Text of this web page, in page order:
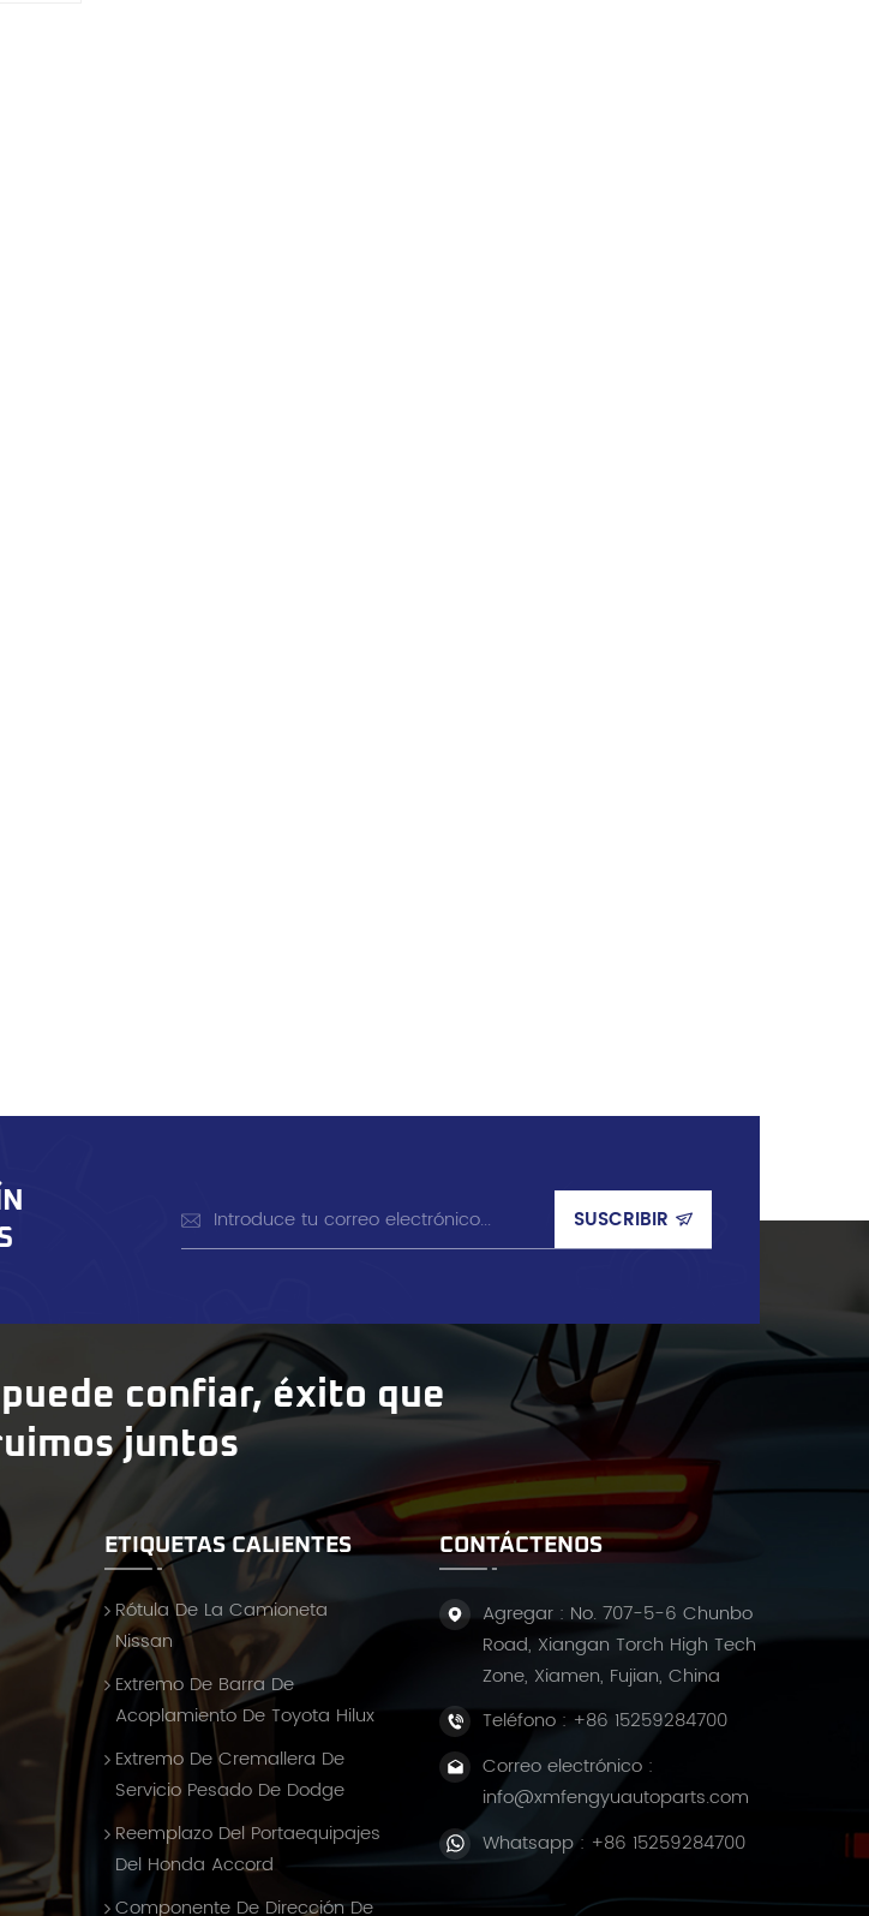
confiar, éxito que
juntos
ETIQUETAS CALIENTES
Rótula De La Camioneta
Nissan
Extremo De Barra De
Acoplamiento De Toyota Hilux
Extremo De Cremallera De
Servicio Pesado De Dodge
Reemplazo Del Portaequipajes
Del Honda Accord
Componente De Dirección De
CONTÁCTENOS
Agregar : No. 707-5-6 Chunbo
Road, Xiangan Torch High Tech
Zone, Xiamen, Fujian, China
Teléfono : +86 15259284700
Correo electrónico :
info@xmfengyuautoparts.com
Whatsapp : +86 15259284700